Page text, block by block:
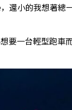
還小的我想著
要一台輕型跑